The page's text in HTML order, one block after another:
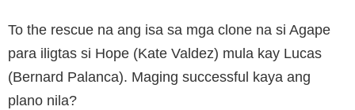
To the rescue na ang isa sa mga clone na si Agape
para iligtas si Hope (Kate Valdez) mula kay Lucas
(Bernard Palanca). Maging successful kaya ang
plano nila?